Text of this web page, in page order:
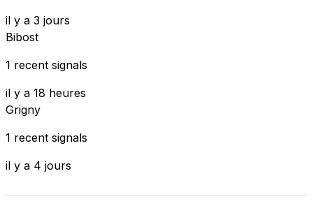
il y a 3 jours
Bibost
1 recent signals
il y a 18 heures
Grigny
1 recent signals
il y a 4 jours